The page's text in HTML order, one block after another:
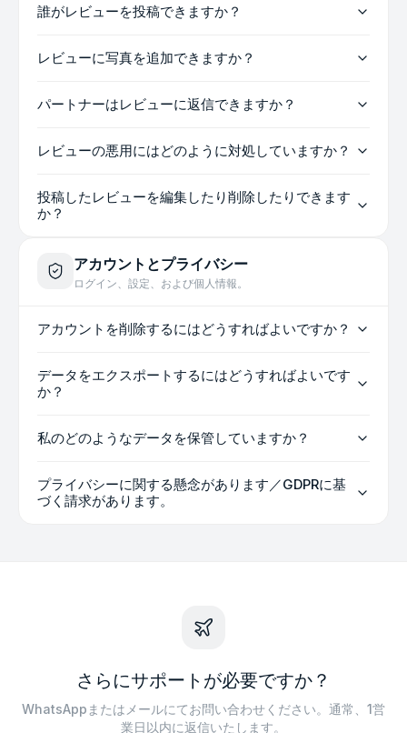
誰がレビューを投稿できますか？
レビューに写真を追加できますか？
パートナーはレビューに返信できますか？
レビューの悪用にはどのように対処していますか？
投稿したレビューを編集したり削除したりできます
か？
アカウントとプライバシー
ログイン、設定、および個人情報。
アカウントを削除するにはどうすればよいですか？
データをエクスポートするにはどうすればよいです
か？
私のどのようなデータを保管していますか？
プライバシーに関する懸念があります／GDPRに基
づく請求があります。
さらにサポートが必要ですか？
WhatsAppまたはメールにてお問い合わせください。通常、1営
業日以内に返信いたします。